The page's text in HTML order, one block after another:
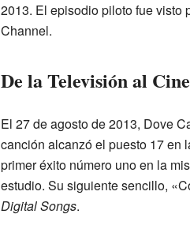
2013. El episodio piloto fue visto
Channel.
De la Televisión al Cine
El 27 de agosto de 2013, Dove
canción alcanzó el puesto 17 en
primer éxito número uno en la
estudio. Su siguiente sencillo,
Digital Songs.